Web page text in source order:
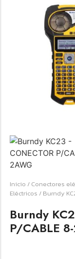
☆☆☆☆☆
Raychem
TERMINAL
Terminal eléctrico
industriales.
Inicio / Conectores
Eléctricos / Burndy
Burndy
P/CABLE